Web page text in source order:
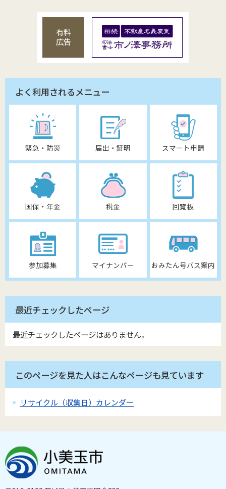
有料
広告
よく利用されるメニュー
緊急・防災 届出・証明 スマート申請
国保・年金 税金 回覧板
参加募集 マイナンバー おみたん号バス案内
最近チェックしたページ
最近チェックしたページはありません。
このページを見た人はこんなページも見ています
リサイクル（収集日）カレンダー